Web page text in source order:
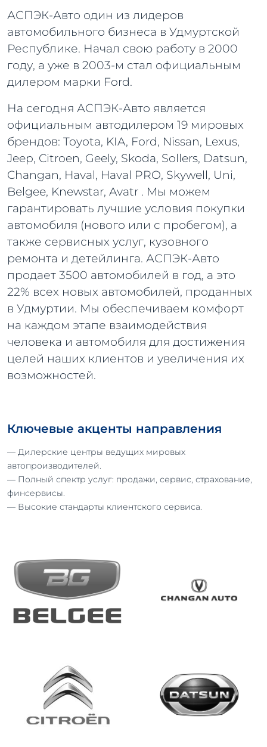
АСПЭК-Авто один из лидеров
автомобильного бизнеса в Удмуртской
Республике. Начал свою работу в 2000
году, а уже в 2003-м стал официальным
дилером марки Ford.
На сегодня АСПЭК-Авто является
официальным автодилером 19 мировых
брендов: Toyota, KIA, Ford, Nissan, Lexus,
Jeep, Citroen, Geely, Skoda, Sollers, Datsun,
Changan, Haval, Haval PRO, Skywell, Uni,
Belgee, Knewstar, Avatr . Мы можем
гарантировать лучшие условия покупки
автомобиля (нового или с пробегом), а
также сервисных услуг, кузовного
ремонта и детейлинга. АСПЭК-Авто
продает 3500 автомобилей в год, а это
22% всех новых автомобилей, проданных
в Удмуртии. Мы обеспечиваем комфорт
на каждом этапе взаимодействия
человека и автомобиля для достижения
целей наших клиентов и увеличения их
возможностей.
Ключевые акценты направления
— Дилерские центры ведущих мировых
автопроизводителей.
— Полный спектр услуг: продажи, сервис, страхование,
финсервисы.
— Высокие стандарты клиентского сервиса.